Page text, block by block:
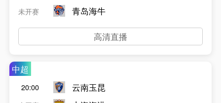
未开赛
青岛海牛
高清直播
中超
20:00
云南玉昆